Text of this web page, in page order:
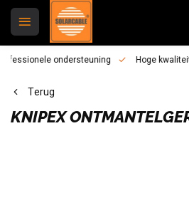
ondersteuning Hoge kwaliteit
Terug
KNIPEX